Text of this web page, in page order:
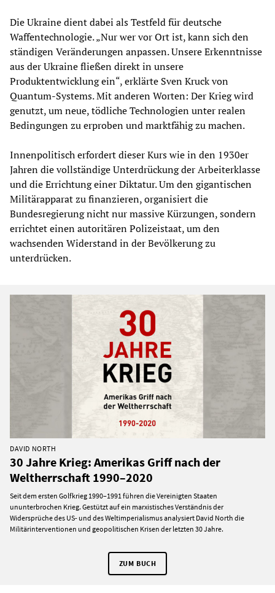
Die Ukraine dient dabei als Testfeld für deutsche
Waffentechnologie. „Nur wer vor Ort ist, kann sich den
ständigen Veränderungen anpassen. Unsere Erkenntnisse
aus der Ukraine fließen direkt in unsere
Produktentwicklung ein“, erklärte Sven Kruck von
Quantum-Systems. Mit anderen Worten: Der Krieg wird
genutzt, um neue, tödliche Technologien unter realen
Bedingungen zu erproben und marktfähig zu machen.
Innenpolitisch erfordert dieser Kurs wie in den 1930er
Jahren die vollständige Unterdrückung der Arbeiterklasse
und die Errichtung einer Diktatur. Um den gigantischen
Militärapparat zu finanzieren, organisiert die
Bundesregierung nicht nur massive Kürzungen, sondern
errichtet einen autoritären Polizeistaat, um den
wachsenden Widerstand in der Bevölkerung zu
unterdrücken.
DAVID NORTH
30 Jahre Krieg: Amerikas Griff nach der
Weltherrschaft 1990–2020
Seit dem ersten Golfkrieg 1990–1991 führen die Vereinigten Staaten
ununterbrochen Krieg. Gestützt auf ein marxistisches Verständnis der
Widersprüche des US- und des Weltimperialismus analysiert David North die
Militärinterventionen und geopolitischen Krisen der letzten 30 Jahre.
ZUM BUCH